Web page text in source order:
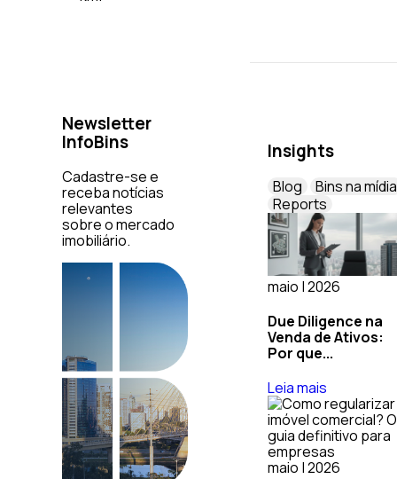
Newsletter
InfoBins
Cadastre-se e
receba notícias
relevantes
sobre o mercado
imobiliário.
Insights
Blog
Bins na mídia
Reports
maio | 2026
Due Diligence na
Venda de Ativos:
Por que...
Leia mais
maio | 2026